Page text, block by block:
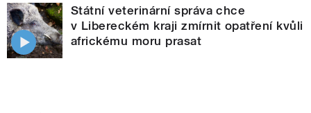
Státní veterinární správa chce
v Libereckém kraji zmírnit opatření kvůli
africkému moru prasat